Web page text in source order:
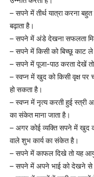
– सपने में तीर्थ यात्रा करना
बढ़ाता है।
– सपने में अंडे देखना सफलता
– सपने में किसी को बिच्छू काट ले
– सपने में पूजा-पाठ करता देखें तो
– स्वप्न में खुद को किसी वृक्ष
हो सकता है।
– स्वप्न में नृत्य करती हुई स्त्री
का संकेत माना जाता है।
– अगर कोई व्यक्ति सपने में खुद
वाले शुभ कार्य का संकेत है।
– सपने में काफल दिखे तो यह
– सपने में अपने भाई को देखने से